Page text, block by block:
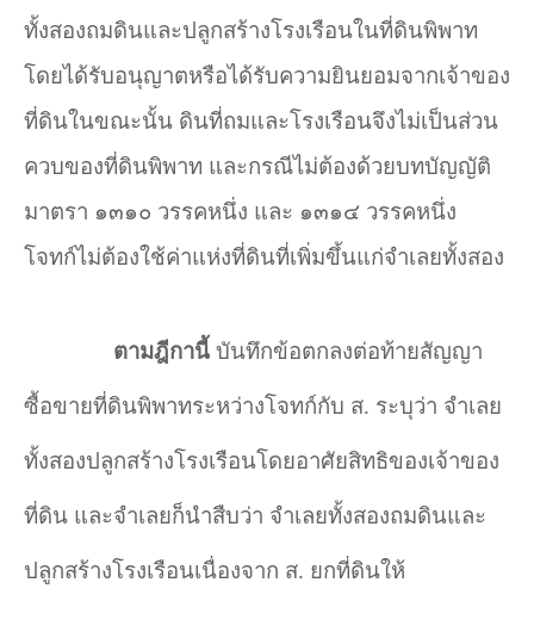
ทั้งสองถมดินและปลูกสร้างโรงเรือนในที่ดินพิพาท
โดยได้รับอนุญาตหรือได้รับความยินยอมจากเจ้าของ
ที่ดินในขณะนั้น ดินที่ถมและโรงเรือนจึงไม่เป็นส่วน
ควบของที่ดินพิพาท และกรณีไม่ต้องด้วยบทบัญญัติ
มาตรา ๑๓๑๐ วรรคหนึ่ง และ ๑๓๑๔ วรรคหนึ่ง
โจทก์ไม่ต้องใช้ค่าแห่งที่ดินที่เพิ่มขึ้นแก่จำเลยทั้งสอง
ตามฎีกานี้ บันทึกข้อตกลงต่อท้ายสัญญา
ซื้อขายที่ดินพิพาทระหว่างโจทก์กับ ส. ระบุว่า จำเลย
ทั้งสองปลูกสร้างโรงเรือนโดยอาศัยสิทธิของเจ้าของ
ที่ดิน และจำเลยก็นำสืบว่า จำเลยทั้งสองถมดินและ
ปลูกสร้างโรงเรือนเนื่องจาก ส. ยกที่ดินให้